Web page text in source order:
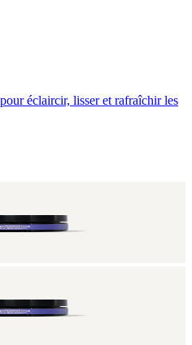
éclaircir, lisser et rafraîchir les